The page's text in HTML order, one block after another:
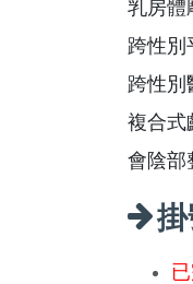
乳房體
跨性別
跨性別
複合式
會陰部
掛